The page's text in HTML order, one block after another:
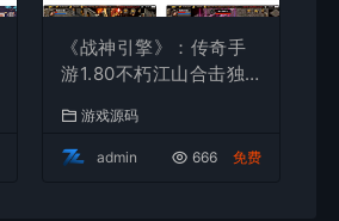
《战神引擎》：传奇手
游1.80不朽江山合击独
安卓和iOS双端
游戏源码
admin 666 免费